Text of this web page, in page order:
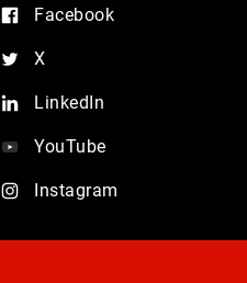
Facebook
X
LinkedIn
YouTube
Instagram